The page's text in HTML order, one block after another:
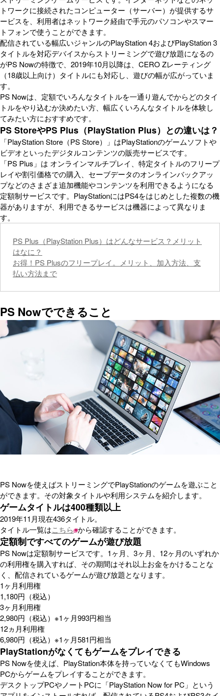
トワークに接続されたコンピューター（サーバー）が提供するサ
ービスを、利用者はネットワーク経由で手元のパソコンやスマー
トフォンで使うことができます。
配信されている幅広いジャンルのPlayStation 4およびPlayStation 3
タイトルを対応デバイスからストリーミングで遊び放題になるの
がPS Nowの特徴で、2019年10月以降は、CERO Zレーティング
（18歳以上向け）タイトルにも対応し、遊びの幅が広がっていま
す。
PS Nowは、定額でいろんなタイトルを一通り遊んでからどのタイ
トルをやり込むか決めたい方、幅広くいろんなタイトルを体験し
てみたい方におすすめです。
PS StoreやPS Plus（PlayStation Plus）との違いは？
「PlayStation Store（PS Store）」はPlayStationのゲームソフトや
ビデオといったデジタルコンテンツの販売サービスです。
「PS Plus」は オンラインマルチプレイ、特定タイトルのフリープ
レイや割引価格での購入、セーブデータのオンラインバックアッ
プなどのさまざま追加機能やコンテンツを利用できるようになる
定額制サービスです。PlayStationにはPS4をはじめとした複数の機
器がありますが、利用できるサービスは機器によって異なりま
す。
PS Plus（PlayStation Plus）はどんなサービス？メリット
はなに？
お得！PS Plusのフリープレイ。メリット、加入方法、支
払い方法まで
PS Nowでできること
PS Nowを使えばストリーミングでPlayStationのゲームを遊ぶこと
ができます。その対象タイトルや利用システムを紹介します。
ゲームタイトルは400種類以上
2019年11月現在436タイトル。
タイトル一覧はこちら から確認することができます。
定額制ですべてのゲームが遊び放題
PS Nowは定額制サービスです。1ヶ月、3ヶ月、12ヶ月のいずれか
の利用権を購入すれば、その期間はそれ以上お金をかけることな
く、配信されているゲームが遊び放題となります。
1ヶ月利用権
1,180円（税込）
3ヶ月利用権
2,980円（税込）※1ヶ月993円相当
12ヵ月利用権
6,980円（税込）※1ヶ月581円相当
PlayStationがなくてもゲームをプレイできる
PS Nowを使えば、PlayStation本体を持っていなくてもWindows
PCからゲームをプレイすることができます。
デスクトップPCやノートPCに「PlayStation Now for PC」という